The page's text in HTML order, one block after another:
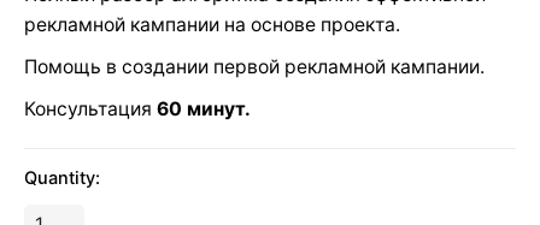
рекламной кампании на основе проекта.
Помощь в создании первой рекламной кампании.
Консультация 60 минут.
Quantity:
Количество